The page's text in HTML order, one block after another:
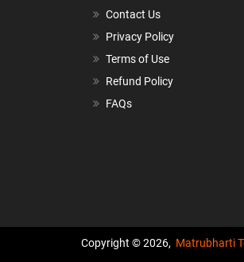
Contact Us
Privacy Policy
Terms of Use
Refund Policy
FAQs
Copyright © 2026, Matrubharti